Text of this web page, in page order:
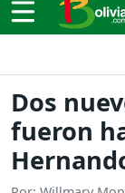
Dos
fueron